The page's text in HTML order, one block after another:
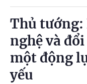
Thủ tướng:
nghệ và
một động
yếu